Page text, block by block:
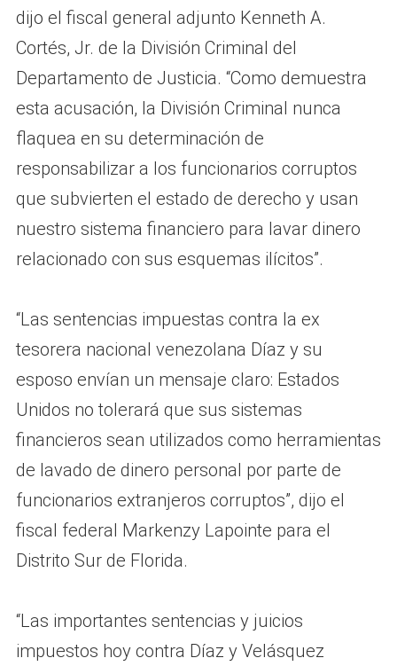
dijo el fiscal general adjunto Kenneth A.
Cortés, Jr. de la División Criminal del
Departamento de Justicia. “Como demuestra
esta acusación, la División Criminal nunca
flaquea en su determinación de
responsabilizar a los funcionarios corruptos
que subvierten el estado de derecho y usan
nuestro sistema financiero para lavar dinero
relacionado con sus esquemas ilícitos”.
“Las sentencias impuestas contra la ex
tesorera nacional venezolana Díaz y su
esposo envían un mensaje claro: Estados
Unidos no tolerará que sus sistemas
financieros sean utilizados como herramientas
de lavado de dinero personal por parte de
funcionarios extranjeros corruptos”, dijo el
fiscal federal Markenzy Lapointe para el
Distrito Sur de Florida.
“Las importantes sentencias y juicios
impuestos hoy contra Díaz y Velásquez